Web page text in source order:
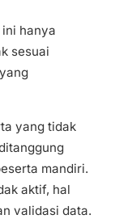
hanya
sesuai
yang tidak
mandiri.
aktif, hal
validasi data.